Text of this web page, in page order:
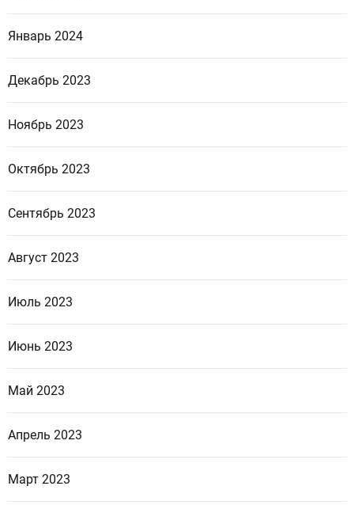
Январь 2024
Декабрь 2023
Ноябрь 2023
Октябрь 2023
Сентябрь 2023
Август 2023
Июль 2023
Июнь 2023
Май 2023
Апрель 2023
Март 2023